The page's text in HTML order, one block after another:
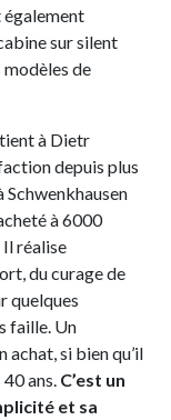
également
sur silent
modèles de
à Dietr
depuis plus
Schwenkhausen
à 6000
Il réalise
du curage de
quelques
faille. Un
achat, si bien qu’il
ans. C’est un
et sa